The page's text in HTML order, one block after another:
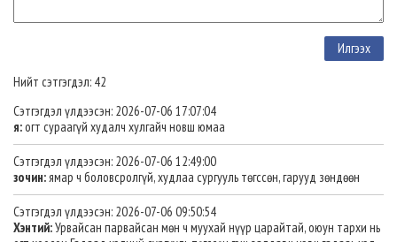
Нийт сэтгэгдэл: 42
Сэтгэгдэл үлдээсэн: 2026-07-06 17:07:04
я:огт сураагүй худалч хулгайч новш юмаа
Сэтгэгдэл үлдээсэн: 2026-07-06 12:49:00
зочин:ямар ч боловсролгүй, худлаа сургууль төгссөн, гарууд зөндөөн
Сэтгэгдэл үлдээсэн: 2026-07-06 09:50:54
Хэнтий:Урвайсан парвайсан мөн ч муухай нүүр царайтай, оюун тархи нь